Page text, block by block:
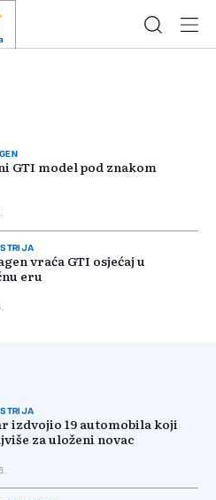
GTI model pod znakom
vraća GTI osjećaj u
eru
izdvojio 19 automobila koji
za uloženi novac